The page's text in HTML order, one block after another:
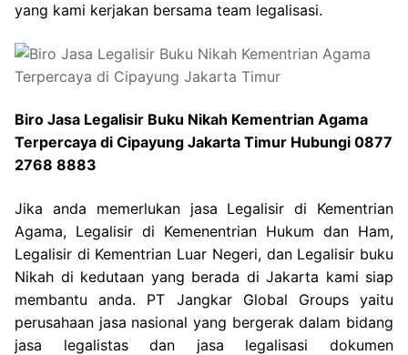
yang kami kerjakan bersama team legalisasi.
Biro Jasa Legalisir Buku Nikah Kementrian Agama
Terpercaya di Cipayung Jakarta Timur Hubungi 0877
2768 8883
Jika anda memerlukan jasa Legalisir di Kementrian
Agama, Legalisir di Kemenentrian Hukum dan Ham,
Legalisir di Kementrian Luar Negeri, dan Legalisir buku
Nikah di kedutaan yang berada di Jakarta kami siap
membantu anda. PT Jangkar Global Groups yaitu
perusahaan jasa nasional yang bergerak dalam bidang
jasa legalistas dan jasa legalisasi dokumen